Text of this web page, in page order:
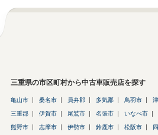
三重県の市区町村から中古車販売店を探す
亀山市 桑名市 員弁郡 多気郡 鳥羽市
三重郡 伊賀市 尾鷲市 名張市 いなべ市
熊野市 志摩市 伊勢市 鈴鹿市 松阪市